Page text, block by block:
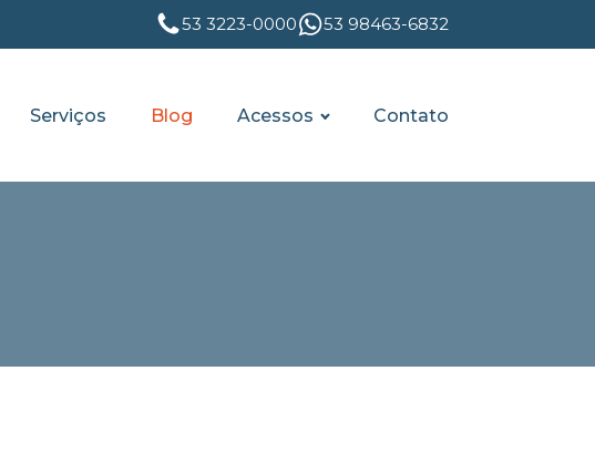
53 3223-0000 53 98463-6832
Serviços Blog Acessos Contato